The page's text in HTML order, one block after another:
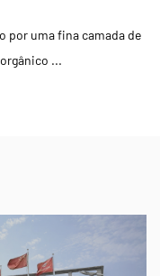
Perfil número de s...
por uma fina camada de
...